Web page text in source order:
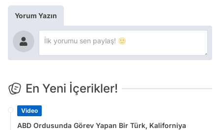
Yorum Yazın
En Yeni İçerikler!
Video
ABD Ordusunda Görev Yapan Bir Türk, Kaliforniya